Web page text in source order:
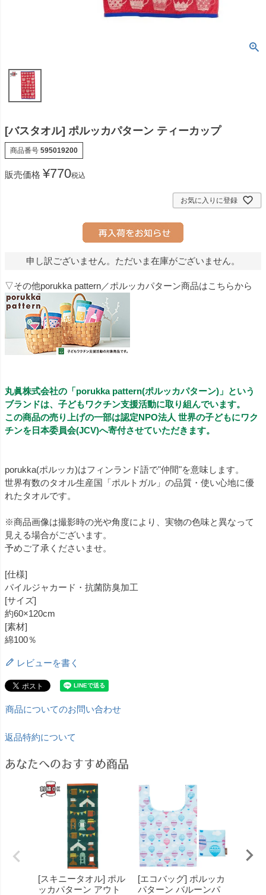
[バスタオル] ポルッカパターン ティーカップ
商品番号 595019200
販売価格 ¥770税込
お気に入りに登録
申し訳ございません。ただいま在庫がございません。
▽その他porukka pattern／ポルッカパターン商品はこちらから
丸眞株式会社の「porukka pattern(ポルッカパターン)」という
ブランドは、子どもワクチン支援活動に取り組んでいます。
この商品の売り上げの一部は認定NPO法人 世界の子どもにワク
チンを日本委員会(JCV)へ寄付させていただきます。
porukka(ポルッカ)はフィンランド語で"仲間"を意味します。
世界有数のタオル生産国「ポルトガル」の品質・使い心地に優
れたタオルです。
※商品画像は撮影時の光や角度により、実物の色味と異なって
見える場合がございます。
予めご了承くださいませ。
[仕様]
パイルジャカード・抗菌防臭加工
[サイズ]
約60×120cm
[素材]
綿100％
レビューを書く
商品についてのお問い合わせ
返品特約について
あなたへのおすすめ商品
[スキニータオル] ポル
ッカパターン アウト
[エコバッグ] ポルッカ
パターン バルーンパ